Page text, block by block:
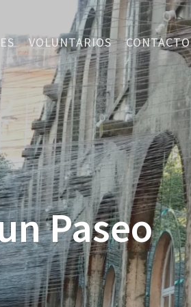
VOLUNTARIOS CONTACTO
Paseo